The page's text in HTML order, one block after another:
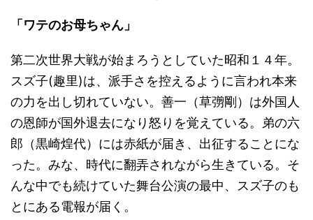
「ワテのお母ちゃん」
第二次世界大戦が始まろうとしていた昭和１４年。
スズ子(趣里)は、派手さを控えるように言われ本来
の力を出し切れていない。善一（草彅剛）は外国人
の恩師が国外退去になり怒りを覚えている。弟の六
郎（黒崎煌代）には赤紙が届き、出征することにな
った。みな、時代に翻弄されながら生きている。そ
んな中でも続けていた舞台公演の最中、スズ子のも
とにある電報が届く。